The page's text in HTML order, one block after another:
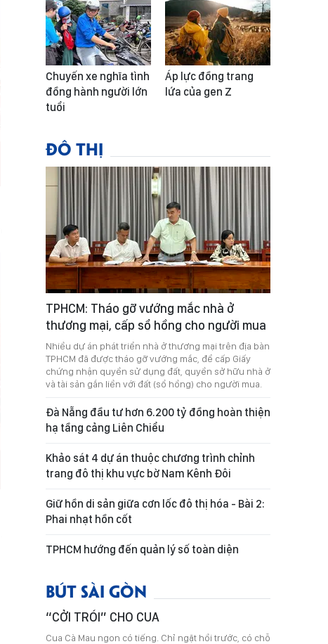
Chuyến xe nghĩa tình
đồng hành người lớn
tuổi
Áp lực đồng trang
lứa của gen Z
ĐÔ THỊ
TPHCM: Tháo gỡ vướng mắc nhà ở
thương mại, cấp sổ hồng cho người mua
Nhiều dự án phát triển nhà ở thương mại trên địa bàn
TPHCM đã được tháo gỡ vướng mắc, để cấp Giấy
chứng nhận quyền sử dụng đất, quyền sở hữu nhà ở
và tài sản gắn liền với đất (sổ hồng) cho người mua.
Đà Nẵng đầu tư hơn 6.200 tỷ đồng hoàn thiện
hạ tầng cảng Liên Chiểu
Khảo sát 4 dự án thuộc chương trình chỉnh
trang đô thị khu vực bờ Nam Kênh Đôi
Giữ hồn di sản giữa cơn lốc đô thị hóa - Bài 2:
Phai nhạt hồn cốt
TPHCM hướng đến quản lý số toàn diện
BÚT SÀI GÒN
“CỞI TRÓI” CHO CUA
Cua Cà Mau ngon có tiếng. Chỉ ngặt hồi trước, có chỗ